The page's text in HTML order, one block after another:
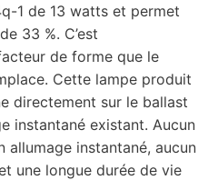
1 de 13 watts et permet
33 %. C’est
de forme que le
Cette lampe produit
directement sur le ballast
instantané existant. Aucun
allumage instantané, aucun
une longue durée de vie